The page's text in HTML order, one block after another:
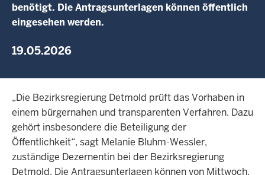
benötigt. Die Antragsunterlagen können öffentlich
eingesehen werden.
19.05.2026
„Die Bezirksregierung Detmold prüft das Vorhaben in
einem bürgernahen und transparenten Verfahren. Dazu
gehört insbesondere die Beteiligung der
Öffentlichkeit“, sagt Melanie Bluhm-Wessler,
zuständige Dezernentin bei der Bezirksregierung
Detmold. Die Antragsunterlagen können von Mittwoch,